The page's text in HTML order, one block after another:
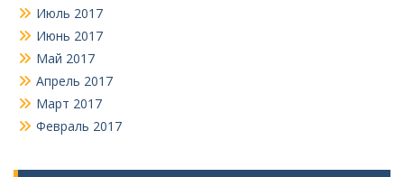
Июль 2017
Июнь 2017
Май 2017
Апрель 2017
Март 2017
Февраль 2017